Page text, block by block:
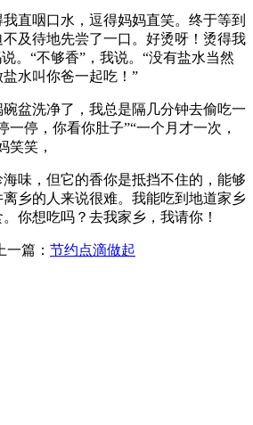
直咽口水，逗得妈妈直笑。终于等到
及待地先尝了一口。好烫呀！烫得我
。“不够香”，我说。“没有盐水当然
水叫你爸一起吃！”
盆洗净了，我总是隔几分钟去偷吃一
一停，你看你肚子”“一个月才一次，
笑笑，
味，但它的香你是抵挡不住的，能够
乡的人来说很难。我能吃到地道家乡
你想吃吗？去我家乡，我请你！
上一篇： 节约点滴做起